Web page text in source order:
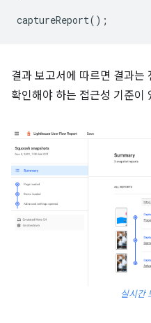
captureReport();
결과 보고서에 따르면 결과는
확인해야 하는 접근성 기준이
실시간